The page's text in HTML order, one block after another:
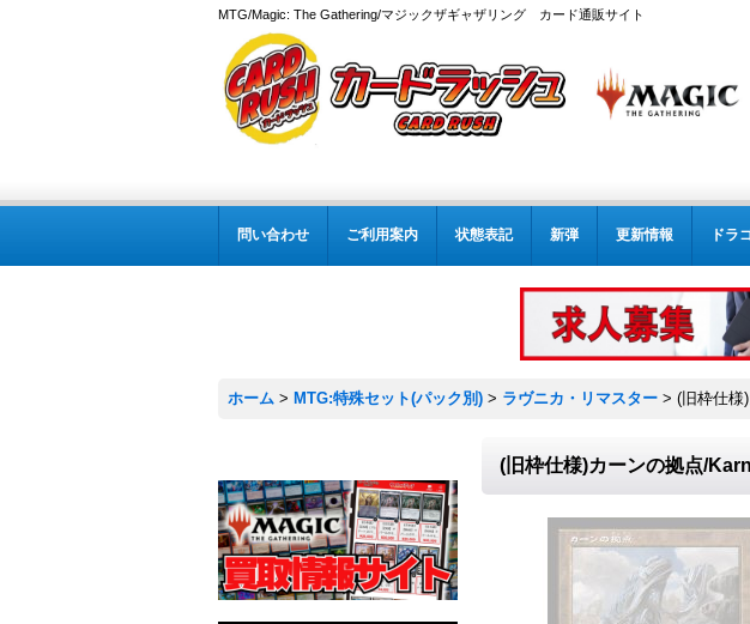
MTG/Magic: The Gathering/マジックザギャザリング カード通販サイト
問い合わせ ご利用案内 状態表記 新弾 更新情報 ドラ
ホーム > MTG:特殊セット(パック別) > ラヴニカ・リマスター > (旧枠仕様
(旧枠仕様)カーンの拠点/